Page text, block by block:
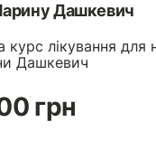
Дашкевич
курс лікування для
Дашкевич
грн